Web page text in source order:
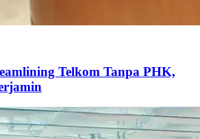
Telkom Tanpa PHK,